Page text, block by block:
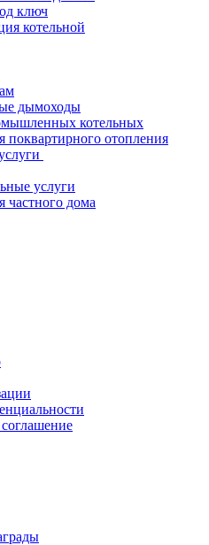
ключ
котельной
дымоходы
котельных
поквартирного отопления
услуги
частного дома